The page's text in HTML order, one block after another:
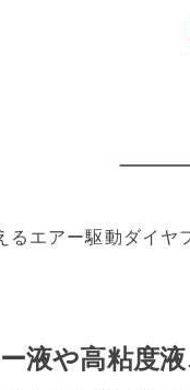
るエアー駆動ダイヤ
液や高粘度